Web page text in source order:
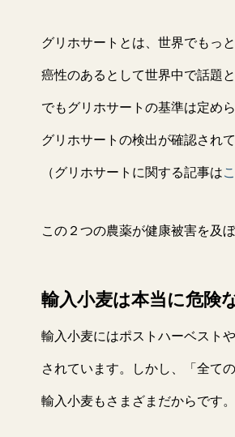
グリホサートとは、世界でもっ
癌性のあるとして世界中で話題
でもグリホサートの基準は定め
グリホサートの検出が確認されて
（グリホサートに関する記事は
この２つの農薬が健康被害を及
輸入小麦は本当に危険
輸入小麦にはポストハーベスト
されています。しかし、「全て
輸入小麦もさまざまだからです。